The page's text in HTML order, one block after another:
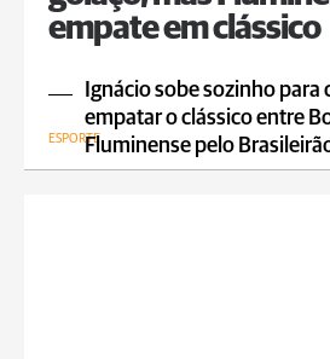
empate em clássico
Ignácio sobe sozinho para
empatar o clássico entre
Fluminense pelo
ESPORTE